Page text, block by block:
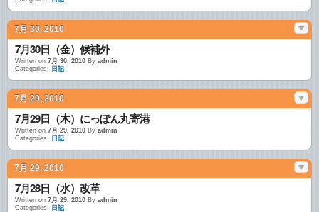
7月 30, 2010
7月30日（金）候補外
Written on 7月 30, 2010 By admin
Categories: 日記
7月 29, 2010
7月29日（木）にっぽん丸寄港
Written on 7月 29, 2010 By admin
Categories: 日記
7月 29, 2010
7月28日（水）改革
Written on 7月 29, 2010 By admin
Categories: 日記